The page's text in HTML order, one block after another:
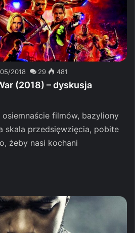
2018 29 481
(2018) – dyskusja
filmów, bazyliony
skala przedsięwzięcia, pobite
żeby nasi kochani